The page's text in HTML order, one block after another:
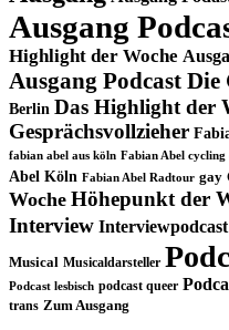
Ausgang
Highlight der Woche
Ausgang Podcast
Berlin Das Highlight der
Gesprächsvollzieher
fabian abel aus köln Fabian Abel cycling
Abel Köln Fabian Abel Radtour gay
Woche Höhepunkt der
Interview Interviewpodcast
Musical Musicaldarsteller
Podcast lesbisch podcast queer
trans Zum Ausgang